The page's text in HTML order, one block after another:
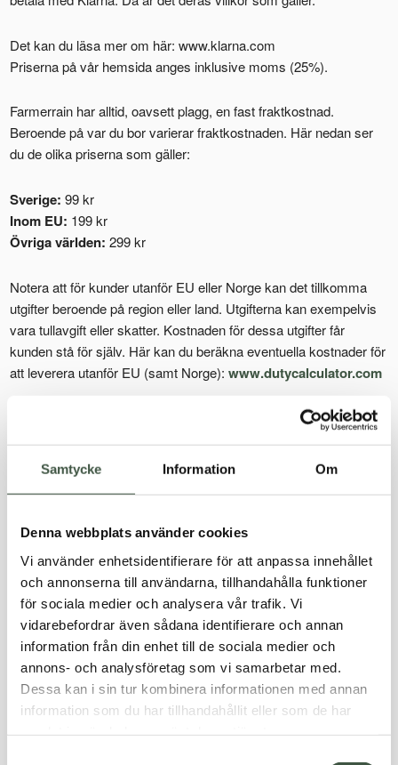
Samtycke Information Om
Denna webbplats använder cookies
Vi använder enhetsidentifierare för att anpassa innehållet
och annonserna till användarna, tillhandahålla funktioner
för sociala medier och analysera vår trafik. Vi
vidarebefordrar även sådana identifierare och annan
information från din enhet till de sociala medier och
annons- och analysföretag som vi samarbetar med.
Dessa kan i sin tur kombinera informationen med annan
information som du har tillhandahållit eller som de har
Det kan du läsa mer om här: www.klarna.com
Priserna på vår hemsida anges inklusive moms (25%).
Farmerrain har alltid, oavsett plagg, en fast fraktkostnad.
Beroende på var du bor varierar fraktkostnaden. Här nedan ser
du de olika priserna som gäller:
Sverige: 99 kr
Inom EU: 199 kr
Övriga världen: 299 kr
Notera att för kunder utanför EU eller Norge kan det tillkomma
utgifter beroende på region eller land. Utgifterna kan exempelvis
vara tullavgift eller skatter. Kostnaden för dessa utgifter får
kunden stå för själv. Här kan du beräkna eventuella kostnader för
att leverera utanför EU (samt Norge):www.dutycalculator.com
För norska kunder: I samband med avskaffandet av 350-
norska myndigheterna VOEC-systemet. Detta system gör det
möjligt att kräva norsk moms i nätbutiken, betala detta till
Norge. Om textilier säljs genom VOEC-systemet slipper man
Slutföra en betalning
Du som kund väljer den vara eller de varor du vill köpa och
lägger dem i din ”varukorg”. Innehållet i varukorgen kan du ändra
fram tills beställningen genomförs och priserna på produkterna är
markerade. När du är redo att beställa, fyll i ditt namn, din adress,